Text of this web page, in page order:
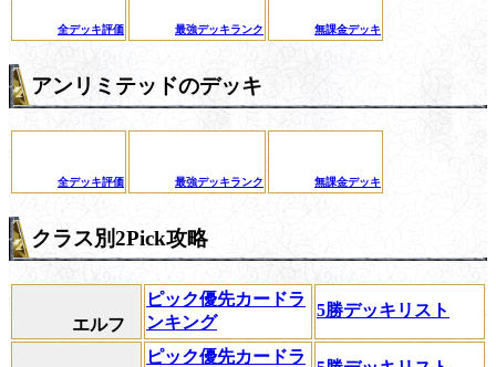
全デッキ評価 最強デッキランク 無課金デッキ
アンリミテッドのデッキ
全デッキ評価 最強デッキランク 無課金デッキ
クラス別2Pick攻略
エルフ
ピック優先カードラ
ンキング
5勝デッキリスト
ピック優先カードラ